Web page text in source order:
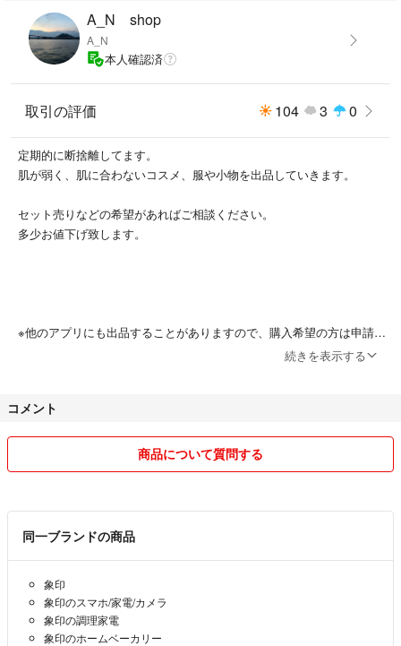
A_N shop
A_N
本人確認済
取引の評価 104 3 0
定期的に断捨離してます。
肌が弱く、肌に合わないコスメ、服や小物を出品していきます。
セット売りなどの希望があればご相談ください。
多少お値下げ致します。
※他のアプリにも出品することがありますので、購入希望の方は申請を
続きを表示する
コメント
商品について質問する
同一ブランドの商品
象印
象印のスマホ/家電/カメラ
象印の調理家電
象印のホームベーカリー